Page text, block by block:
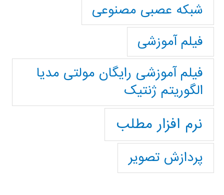
شبکه عصبی مصنوعی
فیلم آموزشی
فیلم آموزشی رایگان مولتی مدیا
الگوریتم ژنتیک
نرم افزار مطلب
پردازش تصویر